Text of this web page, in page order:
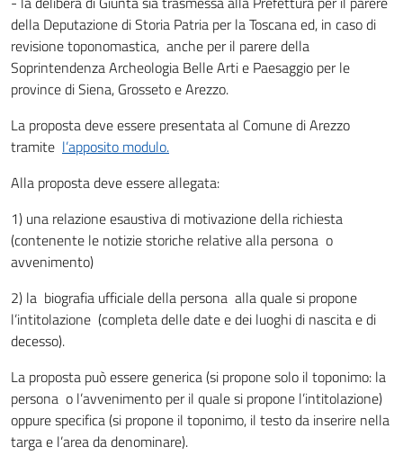
della Deputazione di Storia Patria per la Toscana ed, in caso di
revisione toponomastica, anche per il parere della
Soprintendenza Archeologia Belle Arti e Paesaggio per le
province di Siena, Grosseto e Arezzo.
La proposta deve essere presentata al Comune di Arezzo
tramite l’apposito modulo.
Alla proposta deve essere allegata:
1) una relazione esaustiva di motivazione della richiesta
(contenente le notizie storiche relative alla persona o
avvenimento)
2) la biografia ufficiale della persona alla quale si propone
l’intitolazione (completa delle date e dei luoghi di nascita e di
decesso).
La proposta può essere generica (si propone solo il toponimo: la
persona o l’avvenimento per il quale si propone l’intitolazione)
oppure specifica (si propone il toponimo, il testo da inserire nella
targa e l’area da denominare).